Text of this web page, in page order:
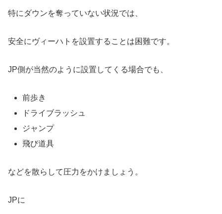
特にダウンを奪っていない状況では、
安全にヴィーハトを設置することは困難です。
JP側が当然のように設置してくる場合でも、
前歩き
ドライブラッシュ
ジャンプ
飛び道具
などを散らして圧力をかけましょう。
JPに